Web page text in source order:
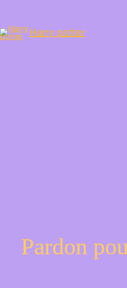
Harry potter
Pardon